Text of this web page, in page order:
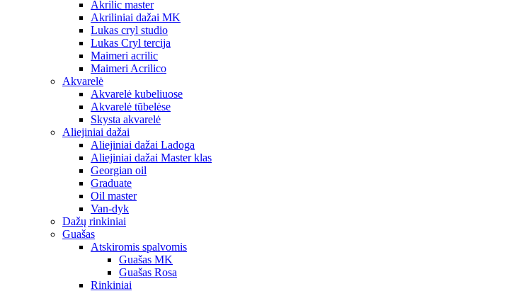
Akrilic master
Akriliniai dažai MK
Lukas cryl studio
Lukas Cryl tercija
Maimeri acrilic
Maimeri Acrilico
Akvarelė
Akvarelė kubeliuose
Akvarelė tūbelėse
Skysta akvarelė
Aliejiniai dažai
Aliejiniai dažai Ladoga
Aliejiniai dažai Master klas
Georgian oil
Graduate
Oil master
Van-dyk
Dažų rinkiniai
Guašas
Atskiromis spalvomis
Guašas MK
Guašas Rosa
Rinkiniai